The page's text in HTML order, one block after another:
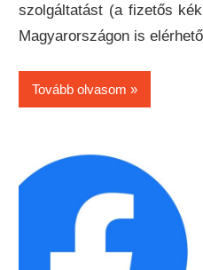
szolgáltatást (a fizetős
Magyarországon is
Tovább olvasom